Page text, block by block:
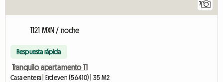
7
1121 MXN / noche
Respuesta rápida
Tranquilo apartamento T1
Casa entera | Erdeven (56410) | 35 M2